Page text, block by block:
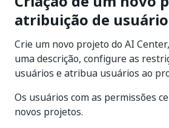
atribuição de
Crie um novo projeto do AI
uma descrição, configure as
usuários e atribua usuários ao
Os usuários com as permissões
novos projetos.